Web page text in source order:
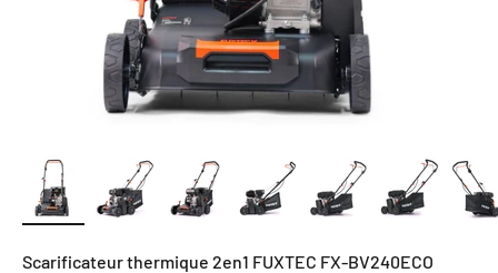
Scarificateur thermique 2en1 FUXTEC FX-BV240ECO